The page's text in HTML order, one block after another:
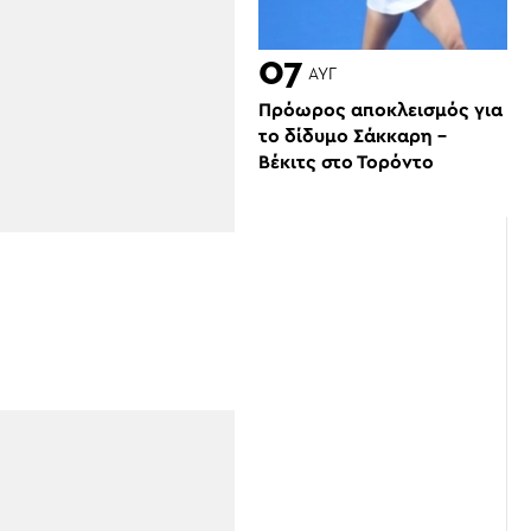
07 ΑΥΓ
Πρόωρος αποκλεισμός για
το δίδυμο Σάκκαρη –
Βέκιτς στο Τορόντο